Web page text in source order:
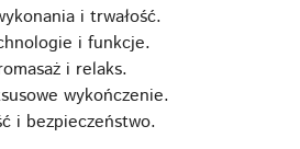
i trwałość.
i funkcje.
i relaks.
wykończenie.
i bezpieczeństwo.